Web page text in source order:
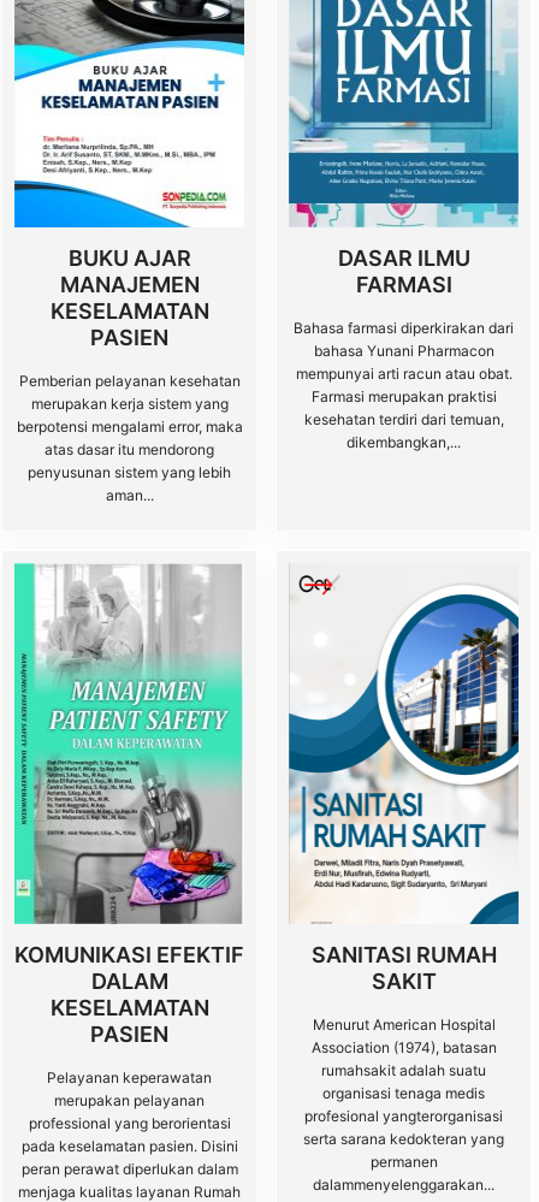
BUKU AJAR
MANAJEMEN
KESELAMATAN
PASIEN
Pemberian pelayanan kesehatan
merupakan kerja sistem yang
berpotensi mengalami error, maka
atas dasar itu mendorong
penyusunan sistem yang lebih
aman...
DASAR ILMU
FARMASI
Bahasa farmasi diperkirakan dari
bahasa Yunani Pharmacon
mempunyai arti racun atau obat.
Farmasi merupakan praktisi
kesehatan terdiri dari temuan,
dikembangkan,...
KOMUNIKASI EFEKTIF
DALAM
KESELAMATAN
PASIEN
Pelayanan keperawatan
merupakan pelayanan
professional yang berorientasi
pada keselamatan pasien. Disini
peran perawat diperlukan dalam
menjaga kualitas layanan Rumah
SANITASI RUMAH
SAKIT
Menurut American Hospital
Association (1974), batasan
rumahsakit adalah suatu
organisasi tenaga medis
profesional yangterorganisasi
serta sarana kedokteran yang
permanen
dalammenyelenggarakan...